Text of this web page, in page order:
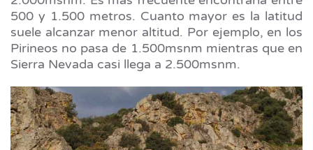
500 y 1.500 metros. Cuanto mayor es la latitud
suele alcanzar menor altitud. Por ejemplo, en los
Pirineos no pasa de 1.500msnm mientras que en
Sierra Nevada casi llega a 2.500msnm.